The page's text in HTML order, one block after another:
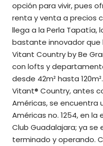
opción para vivir, pues
renta y venta a precios
llega a la Perla Tapatía,
bastante innovador
Vitant Country by Be
con lofts y
desde 42m² hasta 120m².
Vitant® Country, antes
Américas, se encuentra
Américas no. 1254, en
Club Guadalajara; ya
terminado y operando.